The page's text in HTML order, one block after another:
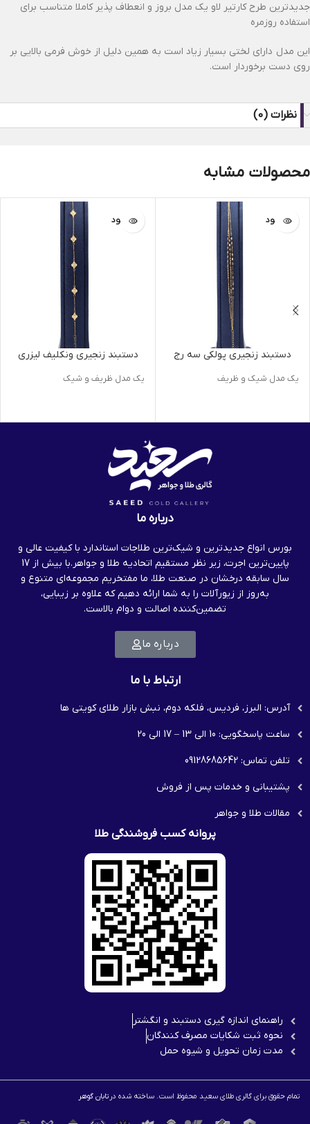
جدیدترین طرح کارتیر لاو یک مدل بروز و انعطاف پذیر کاملا متناسب برای
استفاده روزمره
این مدل دارای لختی بسیار زیاد است به همین دلیل از خوش فرمی بالایی بر
روی دست برخوردار است.
نظرات (0)
محصولات مشابه
ناموجود
دستبند زنجیری پولکی سه رج
یک مدل شیک و ظریف
ناموجود
دستبند زنجیری ونکلیف لیزری
یک مدل ظریف و شیک
درباره ما
بورس انواع جدیدترین و شیک‌ترین طلاجات استاندارد با کیفیت عالی و
پایین‌ترین اجرت، زیر نظر مستقیم اتحادیه طلا و جواهر.با بیش از 17
سال سابقه درخشان در صنعت طلا، ما مفتخریم مجموعه‌ای متنوع و
به‌روز از زیورآلات را به شما ارائه دهیم که علاوه بر زیبایی،
تضمین‌کننده اصالت و دوام بالاست.
درباره ما
ارتباط با ما
آدرس: البرز، فردیس، فلکه دوم، نبش بازار طلای کویتی ها
ساعت پاسخگویی: 10 الی 13 – 17 الی 20
تلفن تماس: 09128685642
پشتیبانی و خدمات پس از فروش
مقالات طلا و جواهر
پروانه کسب فروشندگی طلا
راهنمای اندازه گیری دستبند و انگشتر
نحوه ثبت شكايات مصرف كنندگان
مدت زمان تحويل و شیوه حمل
تمام حقوق برای گالری طلای سعید محفوظ است. ساخته شده در تابان گوهر